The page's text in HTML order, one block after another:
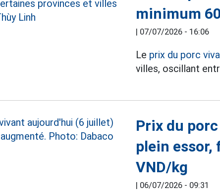
minimum
| 07/07/2026 - 16:06
Le prix du porc
villes, oscillant
Prix du
plein
VND/kg
| 06/07/2026 - 09:31